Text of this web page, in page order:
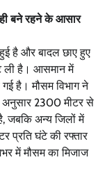
बने रहने के आसार
है और बादल छाए हुए
ली है। आसमान में
है। मौसम विभाग ने
अनुसार 2300 मीटर से
जबकि अन्य जिलों में
प्रति घंटे की रफ्तार
में मौसम का मिजाज